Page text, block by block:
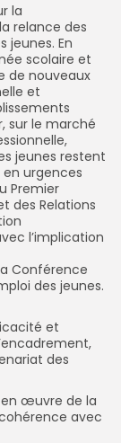
la
relance des
jeunes. En
scolaire et
de nouveaux
et
sur le marché
jeunes restent
en urgences
Premier
des Relations
l’implication
Conférence
des jeunes.
et
des
en œuvre de la
avec